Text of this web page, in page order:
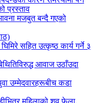
प्रस्ताव
मजबुत बन्दै गएको
सहित उत्कृष्ठ कार्य गर्ने ३
आवाज उठाँउदा
उम्मेदवारहरूबीच कडा
महिलाको शव फेला,